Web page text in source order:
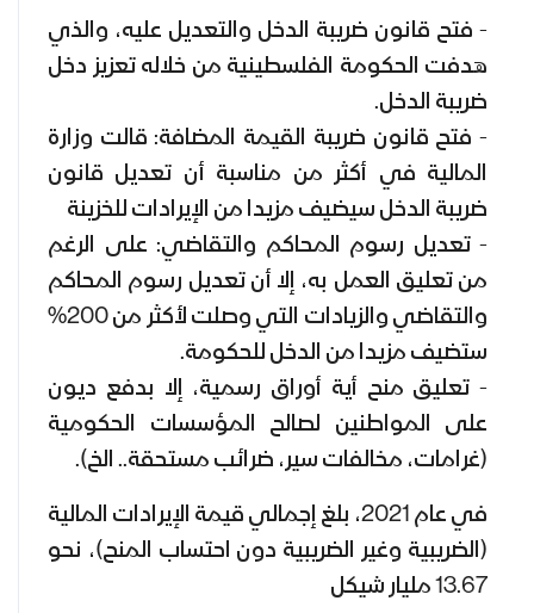
- فتح قانون ضريبة الدخل والتعديل عليه، والذي
هدفت الحكومة الفلسطينية من خلاله تعزيز دخل
ضريبة الدخل.
- فتح قانون ضريبة القيمة المضافة: قالت وزارة
المالية في أكثر من مناسبة أن تعديل قانون
ضريبة الدخل سيضيف مزيدا من الإيرادات للخزينة
- تعديل رسوم المحاكم والتقاضي: على الرغم
من تعليق العمل به، إلا أن تعديل رسوم المحاكم
والتقاضي والزيادات التي وصلت لأكثر من 200%
ستضيف مزيدا من الدخل للحكومة.
- تعليق منح أية أوراق رسمية، إلا بدفع ديون
على المواطنين لصالح المؤسسات الحكومية
(غرامات، مخالفات سير، ضرائب مستحقة.. الخ).
في عام 2021، بلغ إجمالي قيمة الإيرادات المالية
(الضريبية وغير الضريبية دون احتساب المنح)، نحو
13.67 مليار شيكل